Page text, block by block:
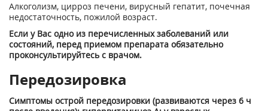
Алкоголизм, цирроз печени, вирусный гепатит, почечная
недостаточность, пожилой возраст.
Если у Вас одно из перечисленных заболеваний или
состояний, перед приемом препарата обязательно
проконсультируйтесь с врачом.
Передозировка
Симптомы острой передозировки (развиваются через 6 ч